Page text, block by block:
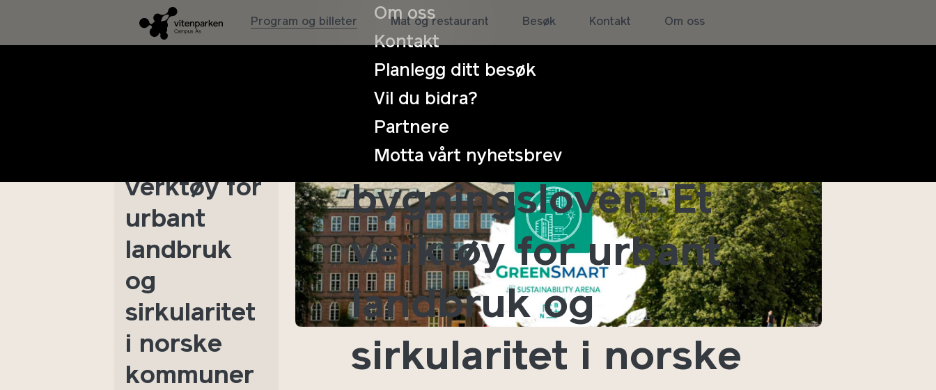
Om oss
Kontakt
Planlegg ditt besøk
Vil du bidra?
Partnere
Motta vårt nyhetsbrev
Program og billeter Mat og restaurant Besøk Kontakt Om oss
verktøy for
urbant
landbruk
og
sirkularitet
i norske
kommuner
Plan og
bygningsloven: Et
verktøy for urbant
landbruk og
sirkularitet i norske